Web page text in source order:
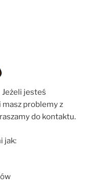
Jeżeli jesteś
problemy z
do kontaktu.
jak: